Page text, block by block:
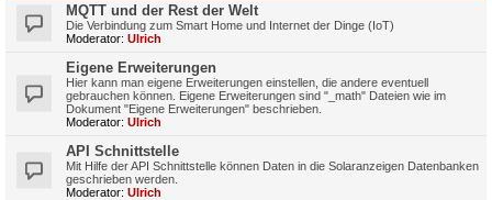
MQTT und der Rest der Welt
Die Verbindung zum Smart Home und Internet der Dinge (IoT)
Moderator: Ulrich
Eigene Erweiterungen
Hier kann man eigene Erweiterungen einstellen, die andere eventuell
gebrauchen können. Eigene Erweiterungen sind "_math" Dateien wie im
Dokument "Eigene Erweiterungen" beschrieben.
Moderator: Ulrich
API Schnittstelle
Mit Hilfe der API Schnittstelle können Daten in die Solaranzeigen Datenbanken
geschrieben werden.
Moderator: Ulrich